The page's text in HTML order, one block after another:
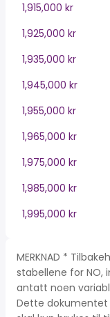
1,915,000 kr
1,925,000 kr
1,935,000 kr
1,945,000 kr
1,955,000 kr
1,965,000 kr
1,975,000 kr
1,985,000 kr
1,995,000 kr
MERKNAD *
stabellene for NO,
antatt noen
Dette dokumentet